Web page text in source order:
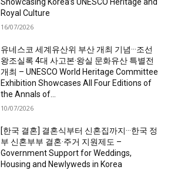
Showcasing Korea’s UNESCO Heritage and
Royal Culture
16/07/2026
유네스코 세계유산위 부산 개최 기념···조선
왕조실록 4대 사고본·왕실 문화유산 특별전
개최 – UNESCO World Heritage Committee
Exhibition Showcases All Four Editions of
the Annals of...
10/07/2026
[한국 결혼] 결혼식부터 신혼집까지···한국 정
부 신혼부부 결혼·주거 지원제도 –
Government Support for Weddings,
Housing and Newlyweds in Korea